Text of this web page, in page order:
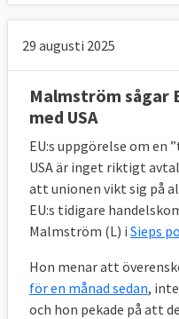
29 augusti 2025
Malmström sågar
med USA
EU:s uppgörelse om en
USA är inget riktigt
att unionen vikt sig på
EU:s tidigare
Malmström (L) i Sieps
Hon menar att
för en månad sedan,
och hon pekade på att